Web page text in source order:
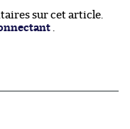
sur cet article.
.